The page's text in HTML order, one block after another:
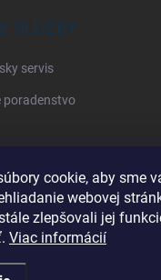
cookie, aby sme
webovej
zlepšovali jej
Viac informácií
SLUŽBY
servis
poradenstvo